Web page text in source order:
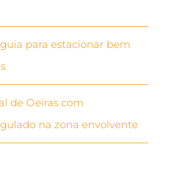
para estacionar bem
de Oeiras com
na zona envolvente